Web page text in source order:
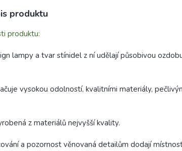
produktu
produktu:
lampy a tvar stínidel z ní udělají působivou
vysokou odolností, kvalitními materiály,
z materiálů nejvyšší kvality.
a pozornost věnovaná detailům dodají